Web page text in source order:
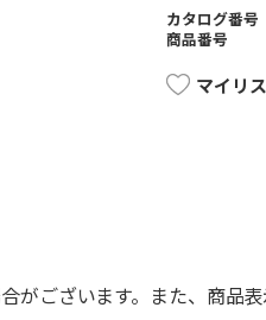
カタログ番号
商品番号
マイリ
ございます。また、商品